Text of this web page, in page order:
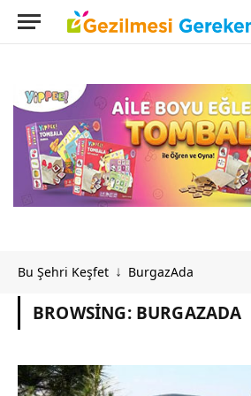
Bu Şehri Keşfet ↓ BurgazAda
BROWSING: BURGAZADA